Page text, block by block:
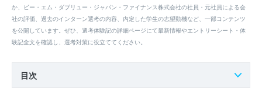
か、ビー・エム・ダブリュー・ジャパン・ファイナンス株式会社の社員・元社員による会
社の評価、過去のインターン選考の内容、内定した学生の志望動機など、一部コンテンツ
を公開しています。ぜひ、選考体験記の詳細ページにて最新情報やエントリーシート・体
験記全文を確認し、選考対策に役立ててください。
目次